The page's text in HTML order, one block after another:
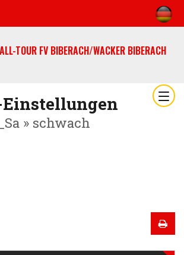
TOUR FV BIBERACH/WACKER BIBERACH
Einstellungen
» schwach